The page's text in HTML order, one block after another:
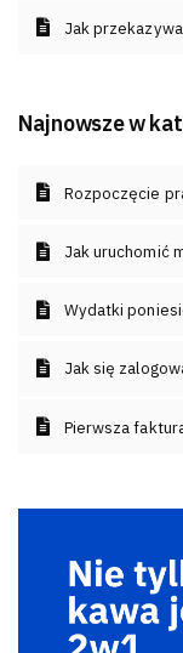
Jak
Najnowsze w
Rozpoczęcie
Jak uruchomić
Wydatki
Jak się
Pierwsza